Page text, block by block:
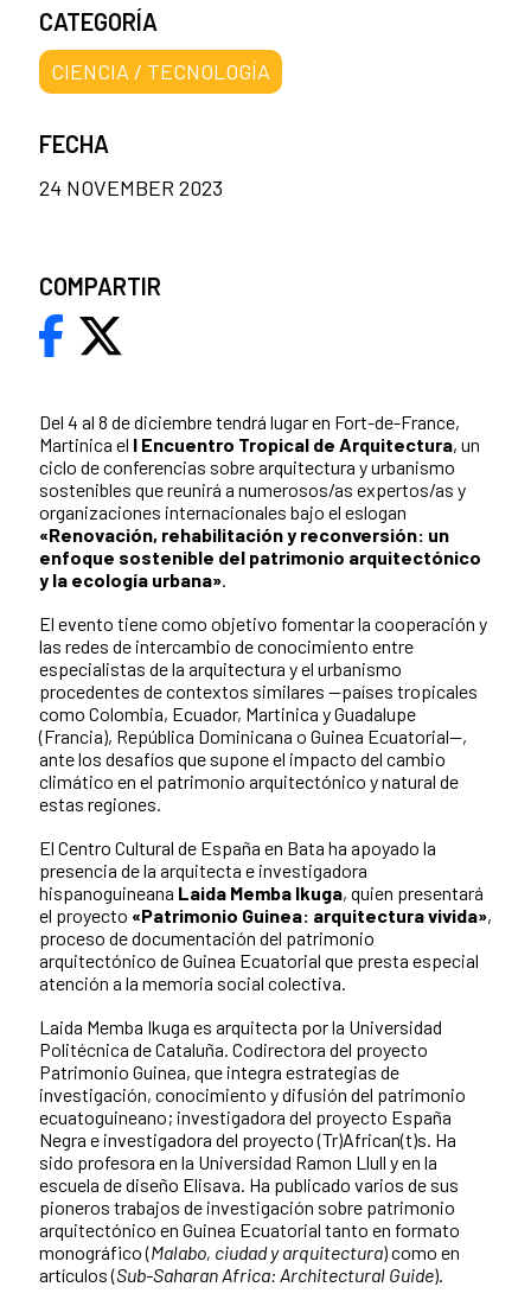
Del 4 al 8 de diciembre tendrá lugar en Fort-de-France,
Martinica el I Encuentro Tropical de Arquitectura, un
ciclo de conferencias sobre arquitectura y urbanismo
sostenibles que reunirá a numerosos/as expertos/as y
organizaciones internacionales bajo el eslogan
«Renovación, rehabilitación y reconversión: un
enfoque sostenible del patrimonio arquitectónico
y la ecología urbana».
El evento tiene como objetivo fomentar la cooperación y
las redes de intercambio de conocimiento entre
especialistas de la arquitectura y el urbanismo
procedentes de contextos similares —países tropicales
como Colombia, Ecuador, Martinica y Guadalupe
(Francia), República Dominicana o Guinea Ecuatorial—,
ante los desafíos que supone el impacto del cambio
climático en el patrimonio arquitectónico y natural de
estas regiones.
El Centro Cultural de España en Bata ha apoyado la
presencia de la arquitecta e investigadora
hispanoguineana Laida Memba Ikuga, quien presentará
el proyecto «Patrimonio Guinea: arquitectura vivida»,
proceso de documentación del patrimonio
arquitectónico de Guinea Ecuatorial que presta especial
atención a la memoria social colectiva.
Laida Memba Ikuga es arquitecta por la Universidad
Politécnica de Cataluña. Codirectora del proyecto
Patrimonio Guinea, que integra estrategias de
investigación, conocimiento y difusión del patrimonio
ecuatoguineano; investigadora del proyecto España
Negra e investigadora del proyecto (Tr)African(t)s. Ha
sido profesora en la Universidad Ramon Llull y en la
escuela de diseño Elisava. Ha publicado varios de sus
pioneros trabajos de investigación sobre patrimonio
arquitectónico en Guinea Ecuatorial tanto en formato
monográfico (Malabo, ciudad y arquitectura) como en
artículos (Sub-Saharan Africa: Architectural Guide).
CATEGORÍA
CIENCIA / TECNOLOGÍA
FECHA
24 NOVEMBER 2023
COMPARTIR